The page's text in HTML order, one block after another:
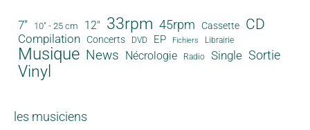
7" 10" - 25 cm 12" 33rpm 45rpm Cassette CD
Compilation Concerts DVD EP Fichiers Librairie
Musique News Nécrologie Radio Single Sortie
Vinyl
les musiciens